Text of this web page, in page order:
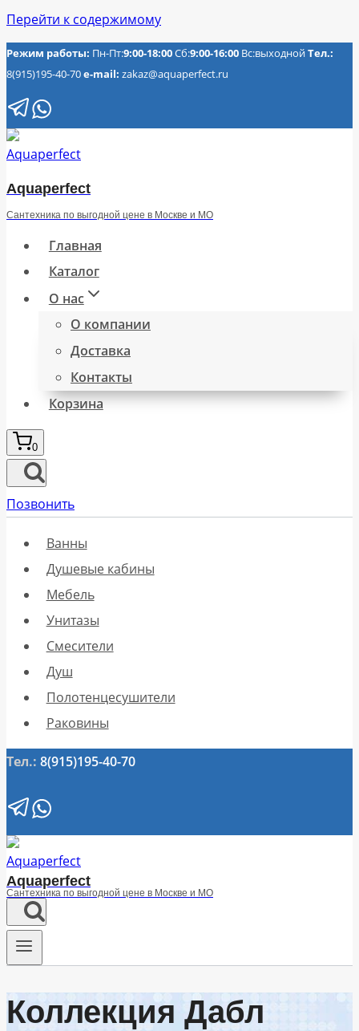
Перейти к содержимому
Режим работы: Пн-Пт:9:00-18:00Сб:9:00-16:00 Вс:выходнойТел.:
8(915)195-40-70e-mail: zakaz@aquaperfect.ru
Aquaperfect
Сантехника по выгодной цене в Москве и МО
Главная
Каталог
О нас
О компании
Доставка
Контакты
Корзина
0
Позвонить
Ванны
Душевые кабины
Мебель
Унитазы
Смесители
Душ
Полотенцесушители
Раковины
Тел.: 8(915)195-40-70
Aquaperfect
Сантехника по выгодной цене в Москве и МО
Коллекция Дабл